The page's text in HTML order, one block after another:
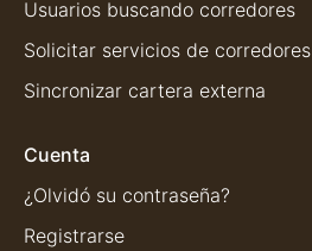
Usuarios buscando corredores
Solicitar servicios de corredores
Sincronizar cartera externa
Cuenta
¿Olvidó su contraseña?
Registrarse